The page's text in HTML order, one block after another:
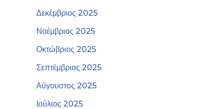
Δεκέμβριος 2025
Νοέμβριος 2025
Οκτώβριος 2025
Σεπτέμβριος 2025
Αύγουστος 2025
Ιούλιος 2025